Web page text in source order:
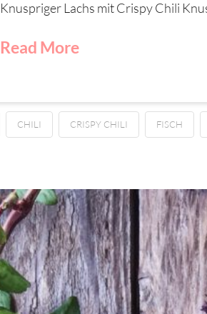
Knuspriger Lachs mit Crispy Chili
Read More
CHILI CRISPY CHILI FISCH